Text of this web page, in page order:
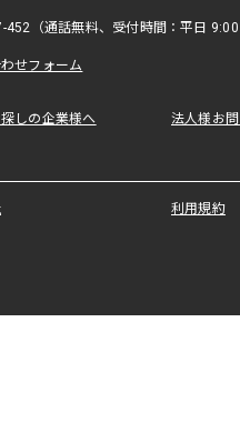
452（通話無料、受付時間：平日 9:00
せフォーム
しの企業様へ 法人様お
利用規約